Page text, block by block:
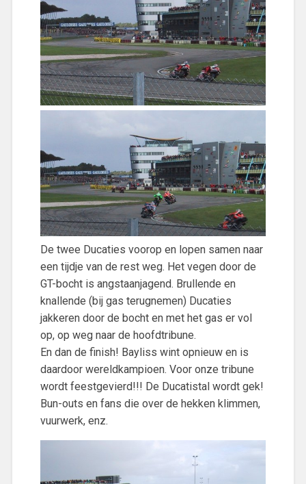
De twee Ducaties voorop en lopen samen naar
een tijdje van de rest weg. Het vegen door de
GT-bocht is angstaanjagend. Brullende en
knallende (bij gas terugnemen) Ducaties
jakkeren door de bocht en met het gas er vol
op, op weg naar de hoofdtribune.
En dan de finish! Bayliss wint opnieuw en is
daardoor wereldkampioen. Voor onze tribune
wordt feestgevierd!!! De Ducatistal wordt gek!
Bun-outs en fans die over de hekken klimmen,
vuurwerk, enz.